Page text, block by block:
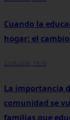
Cuando la
hogar: el
22-05-2026, 19:15
La importancia
comunidad se
familias que